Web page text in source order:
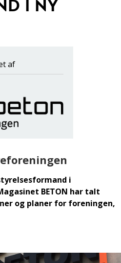
I NY
af
i
BETON har talt
og planer for foreningen,